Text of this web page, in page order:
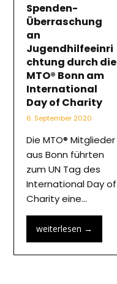
Spenden-
Überraschung
an
Jugendhilfeeinri
chtung durch die
MTO® Bonn am
International
Day of Charity
6. September 2020
Die MTO® Mitglieder
aus Bonn führten
zum UN Tag des
International Day of
Charity eine…
weiterlesen →